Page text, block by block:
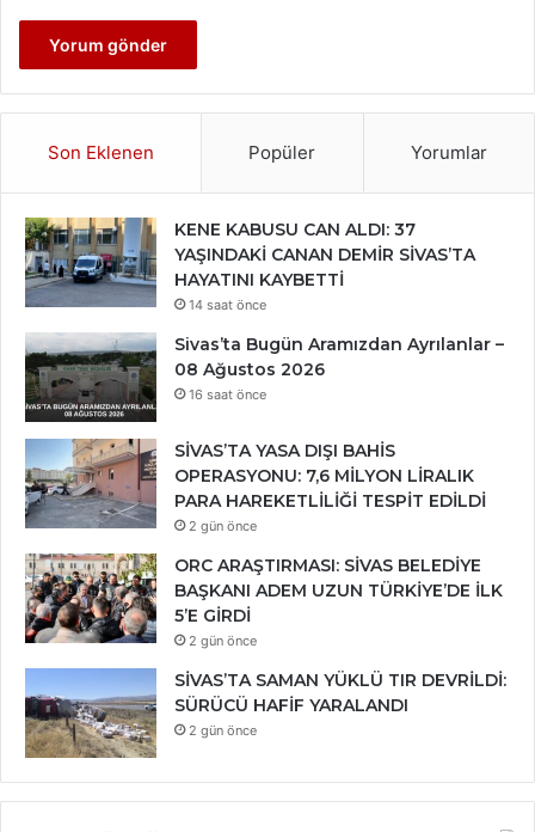
Son Eklenen Popüler Yorumlar
KENE KABUSU CAN ALDI: 37
YAŞINDAKİ CANAN DEMİR SİVAS’TA
HAYATINI KAYBETTİ
14 saat önce
Sivas’ta Bugün Aramızdan Ayrılanlar –
08 Ağustos 2026
16 saat önce
SİVAS’TA YASA DIŞI BAHİS
OPERASYONU: 7,6 MİLYON LİRALIK
PARA HAREKETLİLİĞİ TESPİT EDİLDİ
2 gün önce
ORC ARAŞTIRMASI: SİVAS BELEDİYE
BAŞKANI ADEM UZUN TÜRKİYE’DE İLK
5’E GİRDİ
2 gün önce
SİVAS’TA SAMAN YÜKLÜ TIR DEVRİLDİ:
SÜRÜCÜ HAFİF YARALANDI
2 gün önce